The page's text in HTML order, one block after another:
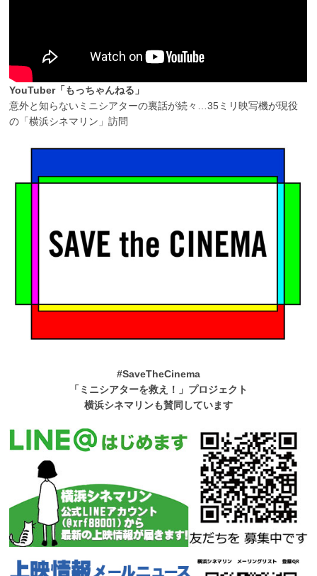
YouTuber「もっちゃんねる」
意外と知らないミニシアターの裏話が続々…35ミリ映写機が現役
の「横浜シネマリン」訪問
#SaveTheCinema
「ミニシアターを救え！」プロジェクト
横浜シネマリンも賛同しています